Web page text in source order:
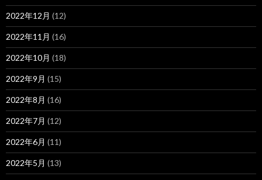
2022年12月 (12)
2022年11月 (16)
2022年10月 (18)
2022年9月 (15)
2022年8月 (16)
2022年7月 (12)
2022年6月 (11)
2022年5月 (13)